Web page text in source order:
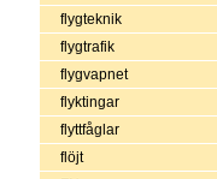
flygteknik
flygtrafik
flygvapnet
flyktingar
flyttfåglar
flöjt